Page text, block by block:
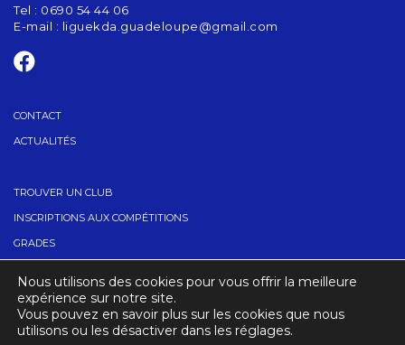
Tel : 0690 54 44 06
E-mail : liguekda.guadeloupe@gmail.com
CONTACT
ACTUALITÉS
TROUVER UN CLUB
INSCRIPTIONS AUX COMPÉTITIONS
GRADES
FORMATIONS
Nous utilisons des cookies pour vous offrir la meilleure
expérience sur notre site.
Vous pouvez en savoir plus sur les cookies que nous
utilisons ou les désactiver dans les réglages.